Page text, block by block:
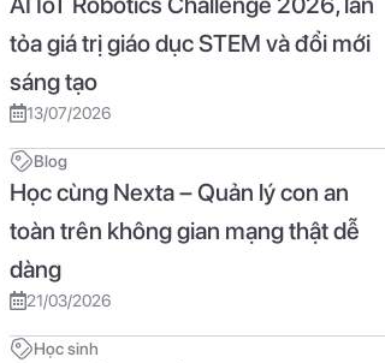
tỏa giá trị giáo dục STEM và đổi mới
sáng tạo
13/07/2026
Blog
Học cùng Nexta – Quản lý con an
toàn trên không gian mạng thật dễ
dàng
21/03/2026
Học sinh